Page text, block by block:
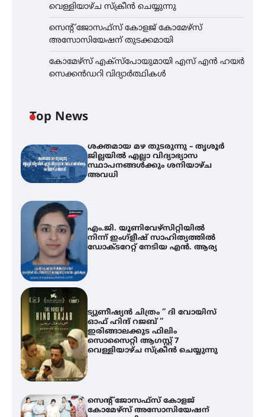
വെള്ളിയാഴ്ച സ്‌ക്രീൻ ചെയ്യുന്നു
സെന്റ് ജോസഫ്സ് കോളജ് കോമേഴ്‌സ്
അസോസിയേഷന് തുടക്കമായി
കോമേഴ്സ് എക്സ്പോയുമായി എസ് എൻ ഹയർ
സെക്കൻഡറി വിദ്യാർത്ഥികൾ
Top News
ശക്തമായ മഴ തുടരുന്നു – തൃശൂർ
ജില്ലയിൽ എല്ലാ വിദ്യാഭ്യാസ
സ്ഥാപനങ്ങൾക്കും ശനിയാഴ്ച
അവധി
എം.ജി. യൂണിവേഴ്‌സിറ്റിയിൽ
നിന്ന് ഇംഗ്ളീഷ് സാഹിത്യത്തിൽ
ഡോക്ടറേറ്റ് നേടിയ എൻ. ആര്യ
ട്യുണീഷ്യൻ ചിത്രം ” ദി വോയിസ്
ഓഫ് ഹിന്ദ് റജബ് ”
ഇരിങ്ങാലക്കുട ഫിലിം
സൊസൈറ്റി ആഗസ്റ്റ് 7
വെള്ളിയാഴ്ച സ്‌ക്രീൻ ചെയ്യുന്നു
സെന്റ് ജോസഫ്സ് കോളജ്
കോമേഴ്‌സ് അസോസിയേഷന്